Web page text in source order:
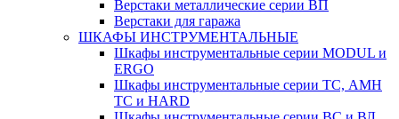
Верстаки металлические серии ВП
Верстаки для гаража
ШКАФЫ ИНСТРУМЕНТАЛЬНЫЕ
Шкафы инструментальные серии MODUL и
ERGO
Шкафы инструментальные серии ТС, АМН
ТС и HARD